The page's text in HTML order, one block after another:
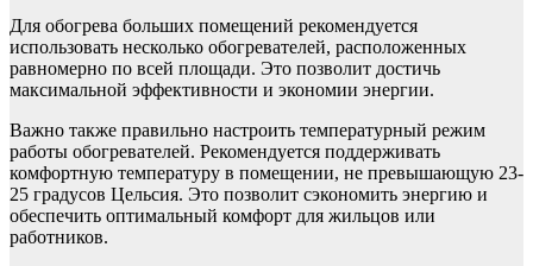
Для обогрева больших помещений рекомендуется
использовать несколько обогревателей, расположенных
равномерно по всей площади. Это позволит достичь
максимальной эффективности и экономии энергии.
Важно также правильно настроить температурный режим
работы обогревателей. Рекомендуется поддерживать
комфортную температуру в помещении, не превышающую 23-
25 градусов Цельсия. Это позволит сэкономить энергию и
обеспечить оптимальный комфорт для жильцов или
работников.